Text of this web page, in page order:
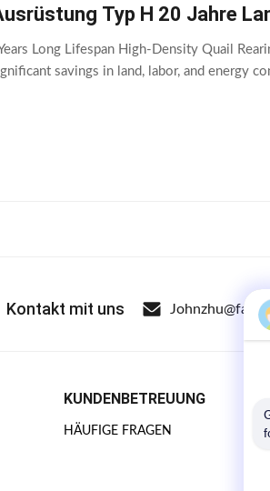
Typ H 20 Jahre
Long Lifespan High-Density Quail
savings in land, labor, and energy
Kontakt mit uns
KUNDENBETREUUNG
HÄUFIGE FRAGEN